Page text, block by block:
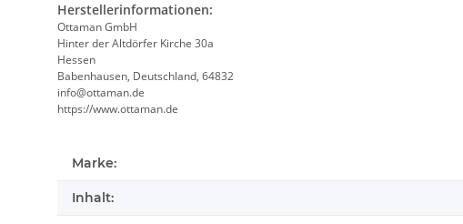
Herstellerinformationen:
Ottaman GmbH
Hinter der Altdörfer Kirche 30a
Hessen
Babenhausen, Deutschland, 64832
info@ottaman.de
https://www.ottaman.de
Marke:
Inhalt: